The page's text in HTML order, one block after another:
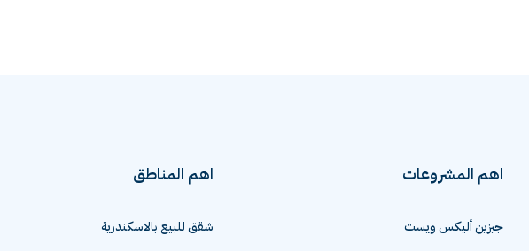
اهم المشروعات
جيزين أليكس ويست
اهم المناطق
شقق للبيع بالاسكندرية